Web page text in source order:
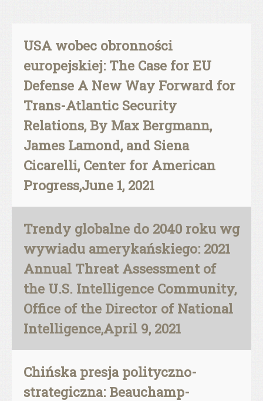
USA wobec obronności
europejskiej: The Case for EU
Defense A New Way Forward for
Trans-Atlantic Security
Relations, By Max Bergmann,
James Lamond, and Siena
Cicarelli, Center for American
Progress,June 1, 2021
Trendy globalne do 2040 roku wg
wywiadu amerykańskiego: 2021
Annual Threat Assessment of
the U.S. Intelligence Community,
Office of the Director of National
Intelligence,April 9, 2021
Chińska presja polityczno-
strategiczna: Beauchamp-